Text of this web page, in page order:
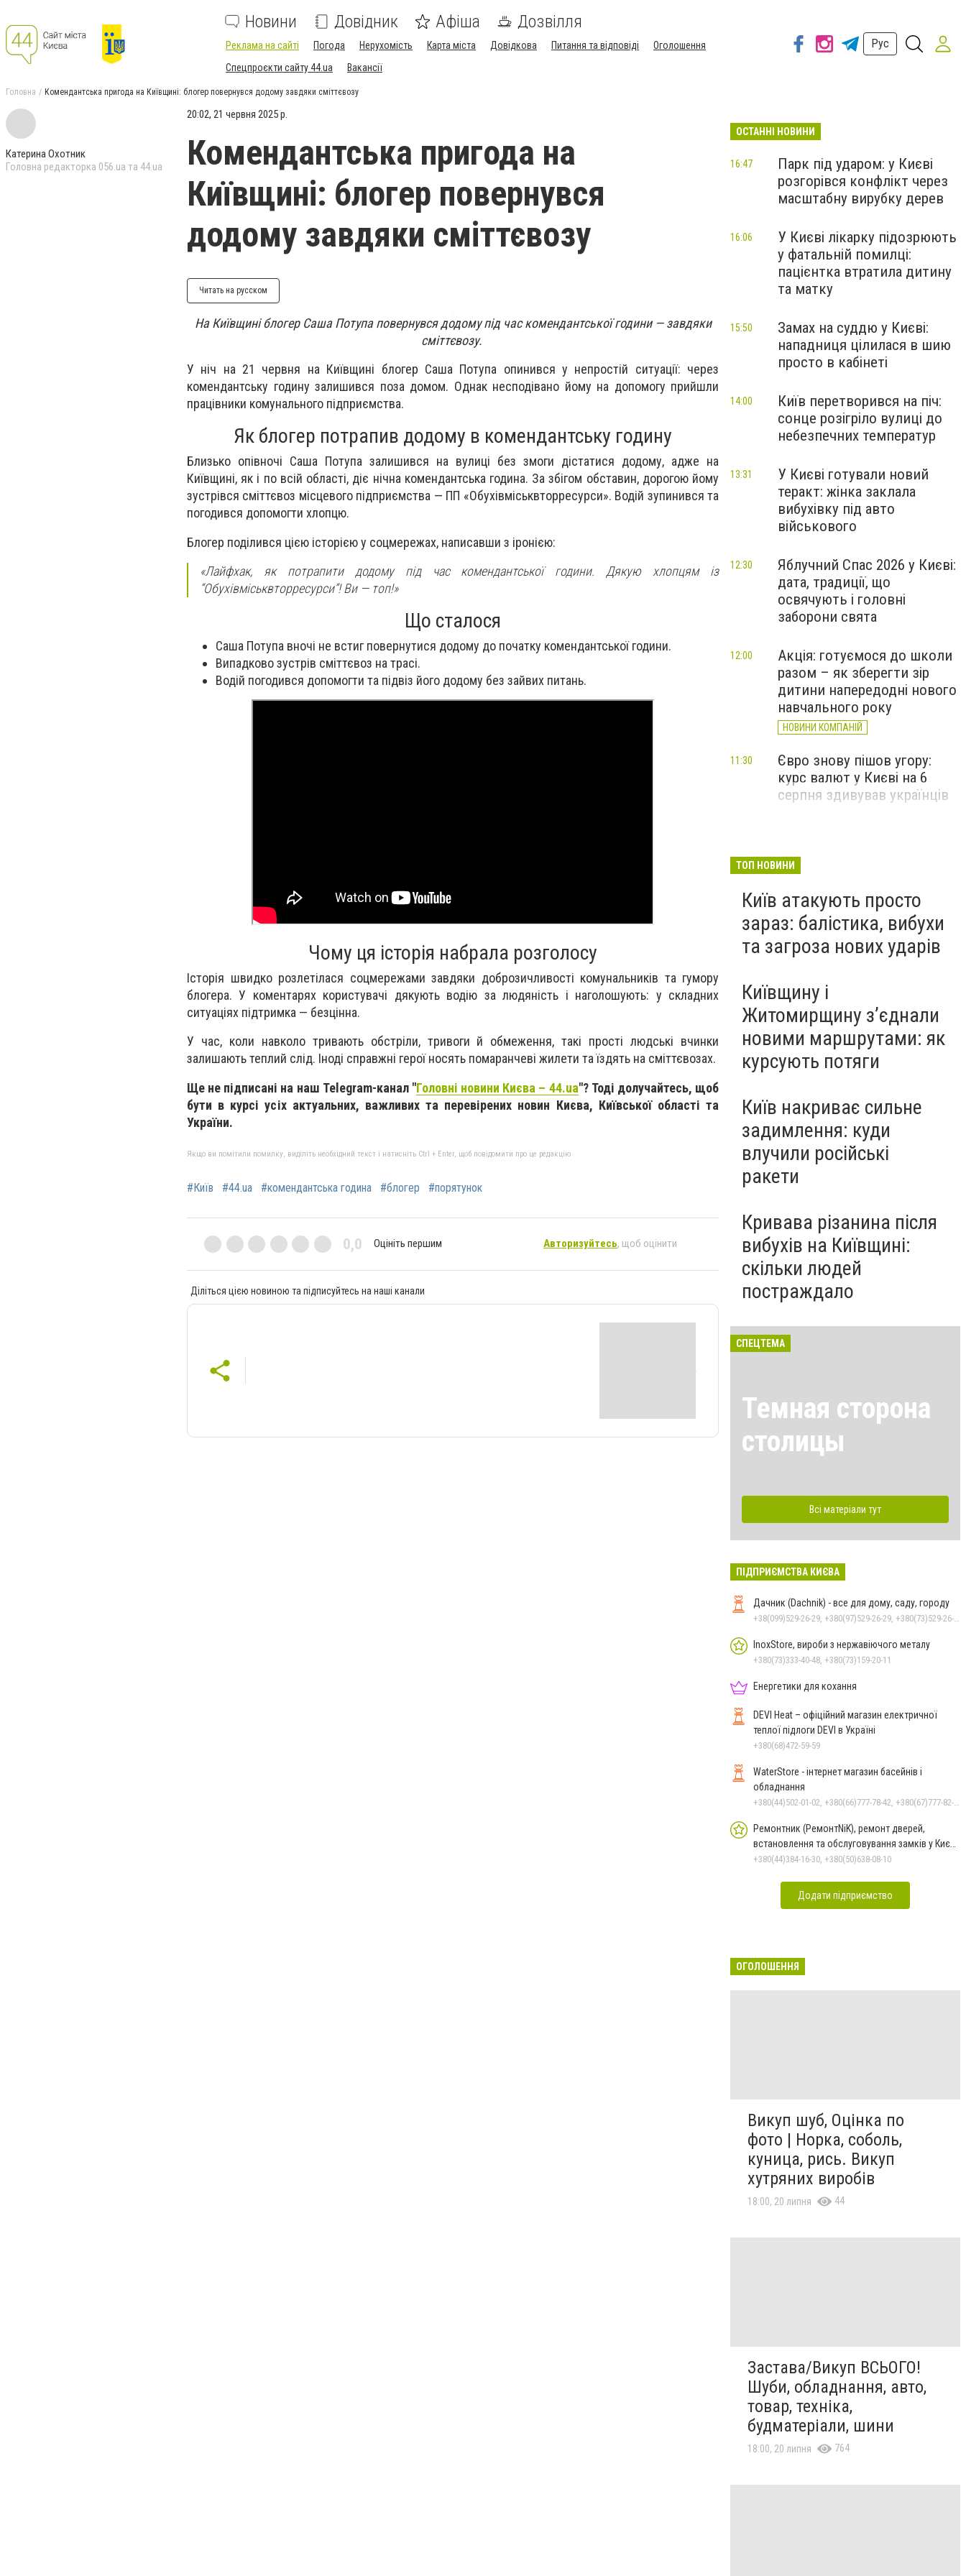
Новини Довідник Афіша Дозвілля
Реклама на сайті Погода Нерухомість Карта міста Довідкова Питання та відповіді
Оголошення
Спецпроєкти сайту 44.ua
Вакансії
Рус
Головна Комендантська пригода на Київщині: блогер повернувся додому завдяки сміттєвозу
Катерина Охотник
Головна редакторка 056.ua та 44.ua
20:02, 21 червня 2025 р.
Комендантська пригода на
Київщині: блогер повернувся
додому завдяки сміттєвозу
Читать на русском
На Київщині блогер Саша Потупа повернувся додому під час комендантської години — завдяки
сміттєвозу.
У ніч на 21 червня на Київщині блогер Саша Потупа опинився у непростій ситуації: через
комендантську годину залишився поза домом. Однак несподівано йому на допомогу прийшли
працівники комунального підприємства.
Як блогер потрапив додому в комендантську годину
Близько опівночі Саша Потупа залишився на вулиці без змоги дістатися додому, адже на
Київщині, як і по всій області, діє нічна комендантська година. За збігом обставин, дорогою йому
зустрівся сміттєвоз місцевого підприємства — ПП «Обухівміськвторресурси». Водій зупинився та
погодився допомогти хлопцю.
Блогер поділився цією історією у соцмережах, написавши з іронією:
«Лайфхак, як потрапити додому під час комендантської години. Дякую хлопцям із
“Обухівміськвторресурси”! Ви — топ!»
Що сталося
Саша Потупа вночі не встиг повернутися додому до початку комендантської години.
Випадково зустрів сміттєвоз на трасі.
Водій погодився допомогти та підвіз його додому без зайвих питань.
Чому ця історія набрала розголосу
Історія швидко розлетілася соцмережами завдяки доброзичливості комунальників та гумору
блогера. У коментарях користувачі дякують водію за людяність і наголошують: у складних
ситуаціях підтримка — безцінна.
У час, коли навколо тривають обстріли, тривоги й обмеження, такі прості людські вчинки
залишають теплий слід. Іноді справжні герої носять помаранчеві жилети та їздять на сміттєвозах.
Ще не підписані на наш Telegram-канал "Головні новини Києва – 44.ua"? Тоді долучайтесь, щоб
бути в курсі усіх актуальних, важливих та перевірених новин Києва, Київської області та
України.
Якщо ви помітили помилку, виділіть необхідний текст і натисніть Ctrl + Enter, щоб повідомити про це редакцію
#Київ #44.ua #комендантська година #блогер #порятунок
0,0 Оцініть першим Авторизуйтесь, щоб оцінити
Діліться цією новиною та підписуйтесь на наші канали
ОСТАННІ НОВИНИ
Парк під ударом: у Києві
розгорівся конфлікт через
масштабну вирубку дерев
16:47
У Києві лікарку підозрюють
у фатальній помилці:
пацієнтка втратила дитину
та матку
16:06
Замах на суддю у Києві:
нападниця цілилася в шию
просто в кабінеті
15:50
Київ перетворився на піч:
сонце розігріло вулиці до
небезпечних температур
14:00
У Києві готували новий
теракт: жінка заклала
вибухівку під авто
військового
13:31
Яблучний Спас 2026 у Києві:
дата, традиції, що
освячують і головні
заборони свята
12:30
Акція: готуємося до школи
разом – як зберегти зір
дитини напередодні нового
навчального року
НОВИНИ КОМПАНІЙ
12:00
Євро знову пішов угору:
курс валют у Києві на 6
серпня здивував українців
11:30
ТОП НОВИНИ
Київ атакують просто
зараз: балістика, вибухи
та загроза нових ударів
Київщину і
Житомирщину з’єднали
новими маршрутами: як
курсують потяги
Київ накриває сильне
задимлення: куди
влучили російські
ракети
Кривава різанина після
вибухів на Київщині:
скільки людей
постраждало
СПЕЦТЕМА
Темная сторона
столицы
Всі матеріали тут
ПІДПРИЄМСТВА КИЄВА
Дачник (Dachnik) - все для дому, саду, городу
InoxStore, вироби з нержавіючого металу
+380(73)333-40-48, +380(73)159-20-11
Енергетики для кохання
DEVI Heat – офіційний магазин електричної
теплої підлоги DEVI в Україні
+380(68)472-59-59
WaterStore - інтернет магазин басейнів і
обладнання
Ремонтник (РемонтNiK), ремонт дверей,
встановлення та обслуговування замків у Києві
та області
+380(44)384-16-30, +380(50)638-08-10
Додати підприємство
ОГОЛОШЕННЯ
Викуп шуб, Оцінка по
фото | Норка, соболь,
куница, рись. Викуп
хутряних виробів
18:00, 20 липня 44
Застава/Викуп ВСЬОГО!
Шуби, обладнання, авто,
товар, техніка,
будматеріали, шини
18:00, 20 липня 764